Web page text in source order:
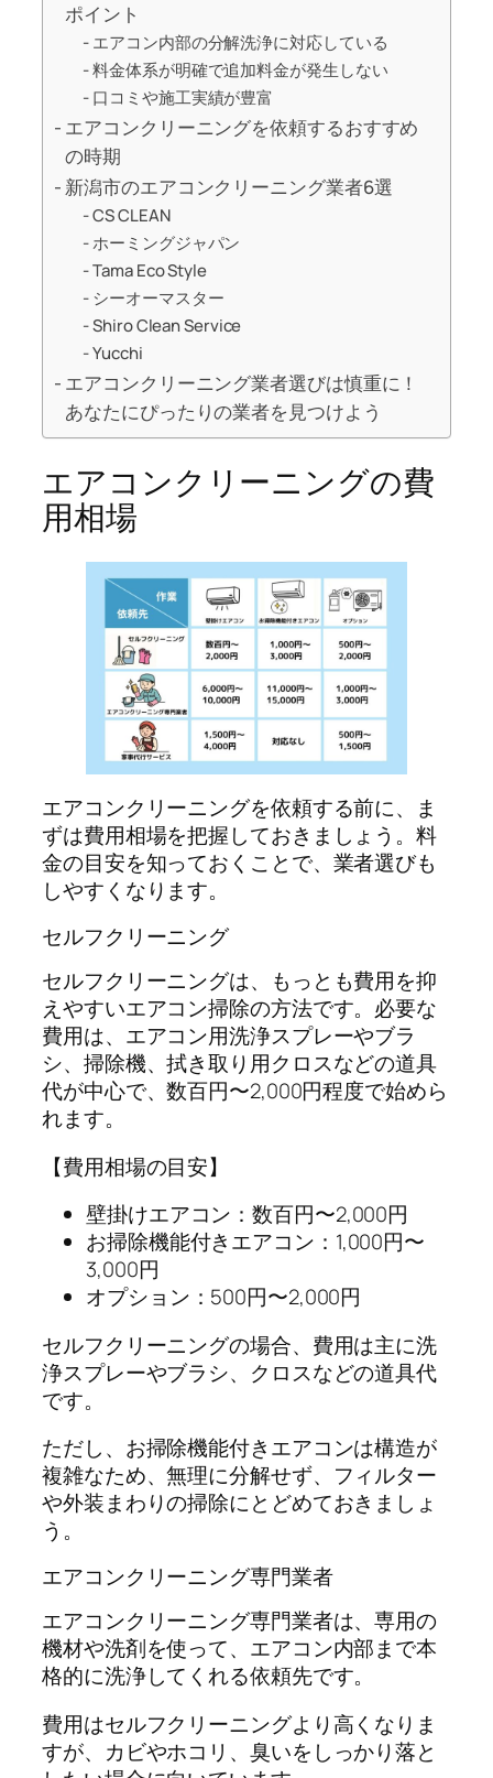
ポイント
エアコン内部の分解洗浄に対応している
料金体系が明確で追加料金が発生しない
口コミや施工実績が豊富
エアコンクリーニングを依頼するおすすめ
の時期
新潟市のエアコンクリーニング業者6選
CS CLEAN
ホーミングジャパン
Tama Eco Style
シーオーマスター
Shiro Clean Service
Yucchi
エアコンクリーニング業者選びは慎重に！
あなたにぴったりの業者を見つけよう
エアコンクリーニングの費
用相場
エアコンクリーニングを依頼する前に、ま
ずは費用相場を把握しておきましょう。料
金の目安を知っておくことで、業者選びも
しやすくなります。
セルフクリーニング
セルフクリーニングは、もっとも費用を抑
えやすいエアコン掃除の方法です。必要な
費用は、エアコン用洗浄スプレーやブラ
シ、掃除機、拭き取り用クロスなどの道具
代が中心で、数百円〜2,000円程度で始めら
れます。
【費用相場の目安】
壁掛けエアコン：数百円〜2,000円
お掃除機能付きエアコン：1,000円〜
3,000円
オプション：500円〜2,000円
セルフクリーニングの場合、費用は主に洗
浄スプレーやブラシ、クロスなどの道具代
です。
ただし、お掃除機能付きエアコンは構造が
複雑なため、無理に分解せず、フィルター
や外装まわりの掃除にとどめておきましょ
う。
エアコンクリーニング専門業者
エアコンクリーニング専門業者は、専用の
機材や洗剤を使って、エアコン内部まで本
格的に洗浄してくれる依頼先です。
費用はセルフクリーニングより高くなりま
すが、カビやホコリ、臭いをしっかり落と